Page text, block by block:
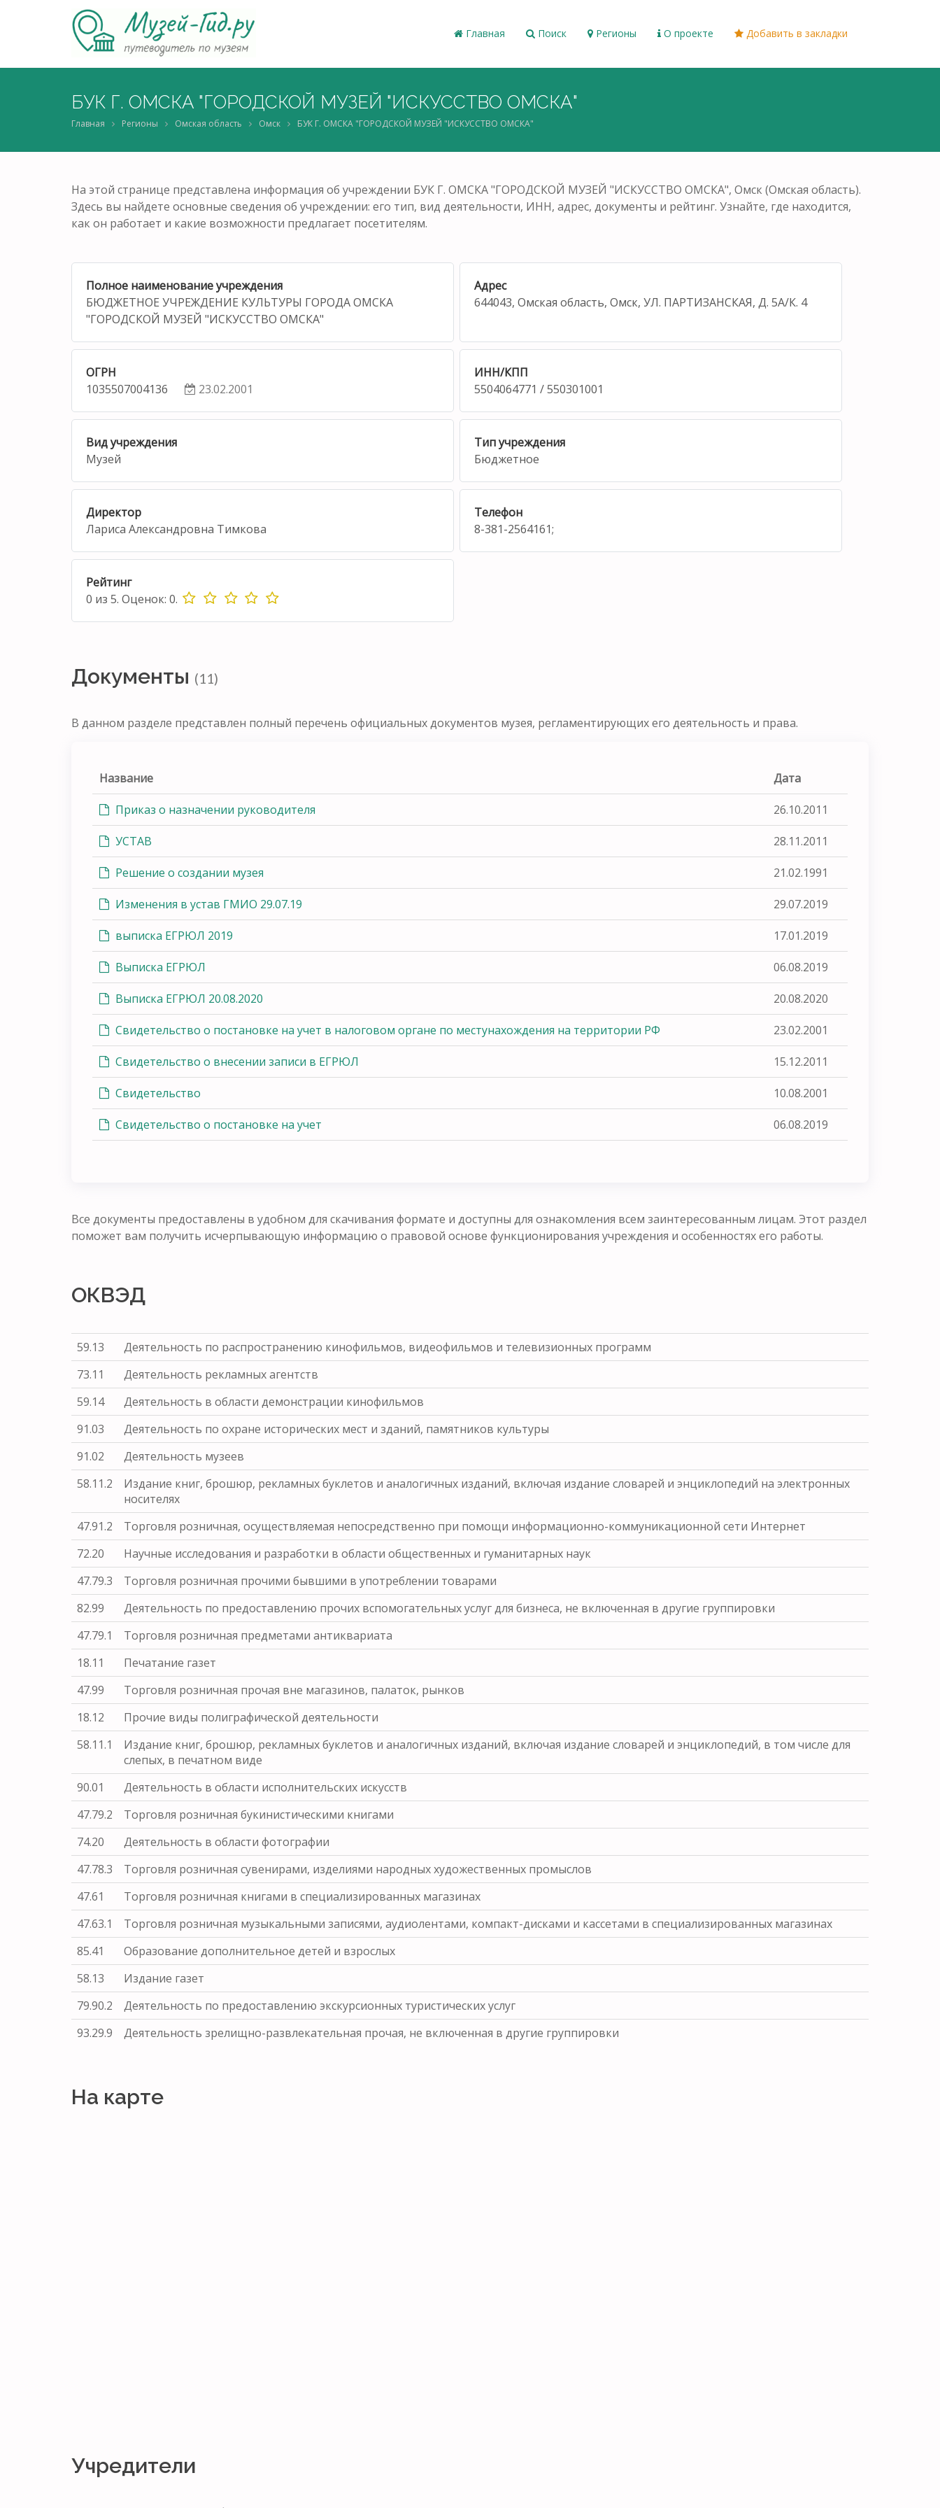
Главная Поиск Регионы О проекте Добавить в закладки
БУК Г. ОМСКА "ГОРОДСКОЙ МУЗЕЙ "ИСКУССТВО ОМСКА"
Главная Регионы Омская область Омск БУК Г. ОМСКА "ГОРОДСКОЙ МУЗЕЙ "ИСКУССТВО ОМСКА"
На этой странице представлена информация об учреждении БУК Г. ОМСКА "ГОРОДСКОЙ МУЗЕЙ "ИСКУССТВО ОМСКА", Омск (Омская область).
Здесь вы найдете основные сведения об учреждении: его тип, вид деятельности, ИНН, адрес, документы и рейтинг. Узнайте, где находится,
как он работает и какие возможности предлагает посетителям.
Полное наименование учреждения
БЮДЖЕТНОЕ УЧРЕЖДЕНИЕ КУЛЬТУРЫ ГОРОДА ОМСКА
"ГОРОДСКОЙ МУЗЕЙ "ИСКУССТВО ОМСКА"
Адрес
644043, Омская область, Омск, УЛ. ПАРТИЗАНСКАЯ, Д. 5А/К. 4
ОГРН
1035507004136
23.02.2001
ИНН/КПП
5504064771 / 550301001
Вид учреждения
Музей
Тип учреждения
Бюджетное
Директор
Лариса Александровна Тимкова
Телефон
8-381-2564161;
Рейтинг
0 из 5. Оценок: 0.
Документы (11)
В данном разделе представлен полный перечень официальных документов музея, регламентирующих его деятельность и права.
Название Дата
Приказ о назначении руководителя 26.10.2011
УСТАВ 28.11.2011
Решение о создании музея 21.02.1991
Изменения в устав ГМИО 29.07.19 29.07.2019
выписка ЕГРЮЛ 2019 17.01.2019
Выписка ЕГРЮЛ 06.08.2019
Выписка ЕГРЮЛ 20.08.2020 20.08.2020
Свидетельство о постановке на учет в налоговом органе по местунахождения на территории РФ 23.02.2001
Свидетельство о внесении записи в ЕГРЮЛ 15.12.2011
Свидетельство 10.08.2001
Свидетельство о постановке на учет 06.08.2019
Все документы предоставлены в удобном для скачивания формате и доступны для ознакомления всем заинтересованным лицам. Этот раздел
поможет вам получить исчерпывающую информацию о правовой основе функционирования учреждения и особенностях его работы.
ОКВЭД
59.13
Деятельность по распространению кинофильмов, видеофильмов и телевизионных программ
73.11
Деятельность рекламных агентств
59.14
Деятельность в области демонстрации кинофильмов
91.03
Деятельность по охране исторических мест и зданий, памятников культуры
91.02
Деятельность музеев
58.11.2
Издание книг, брошюр, рекламных буклетов и аналогичных изданий, включая издание словарей и энциклопедий на электронных
носителях
47.91.2
Торговля розничная, осуществляемая непосредственно при помощи информационно-коммуникационной сети Интернет
72.20
Научные исследования и разработки в области общественных и гуманитарных наук
47.79.3
Торговля розничная прочими бывшими в употреблении товарами
82.99
Деятельность по предоставлению прочих вспомогательных услуг для бизнеса, не включенная в другие группировки
47.79.1
Торговля розничная предметами антиквариата
18.11
Печатание газет
47.99
Торговля розничная прочая вне магазинов, палаток, рынков
18.12
Прочие виды полиграфической деятельности
58.11.1
Издание книг, брошюр, рекламных буклетов и аналогичных изданий, включая издание словарей и энциклопедий, в том числе для
слепых, в печатном виде
90.01
Деятельность в области исполнительских искусств
47.79.2
Торговля розничная букинистическими книгами
74.20
Деятельность в области фотографии
47.78.3
Торговля розничная сувенирами, изделиями народных художественных промыслов
47.61
Торговля розничная книгами в специализированных магазинах
47.63.1
Торговля розничная музыкальными записями, аудиолентами, компакт-дисками и кассетами в специализированных магазинах
85.41
Образование дополнительное детей и взрослых
58.13
Издание газет
79.90.2
Деятельность по предоставлению экскурсионных туристических услуг
93.29.9
Деятельность зрелищно-развлекательная прочая, не включенная в другие группировки
На карте
Учредители